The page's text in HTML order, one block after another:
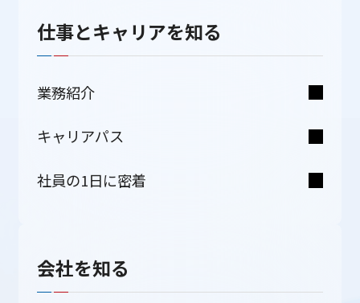
仕事とキャリアを知る
業務紹介
キャリアパス
社員の1日に密着
会社を知る